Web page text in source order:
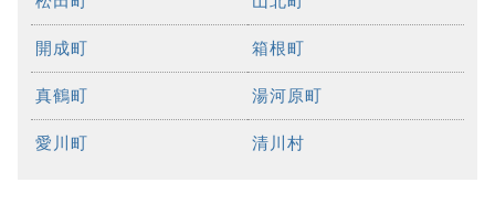
開成町 箱根町
真鶴町 湯河原町
愛川町 清川村